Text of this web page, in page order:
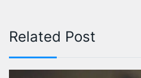
Related Post